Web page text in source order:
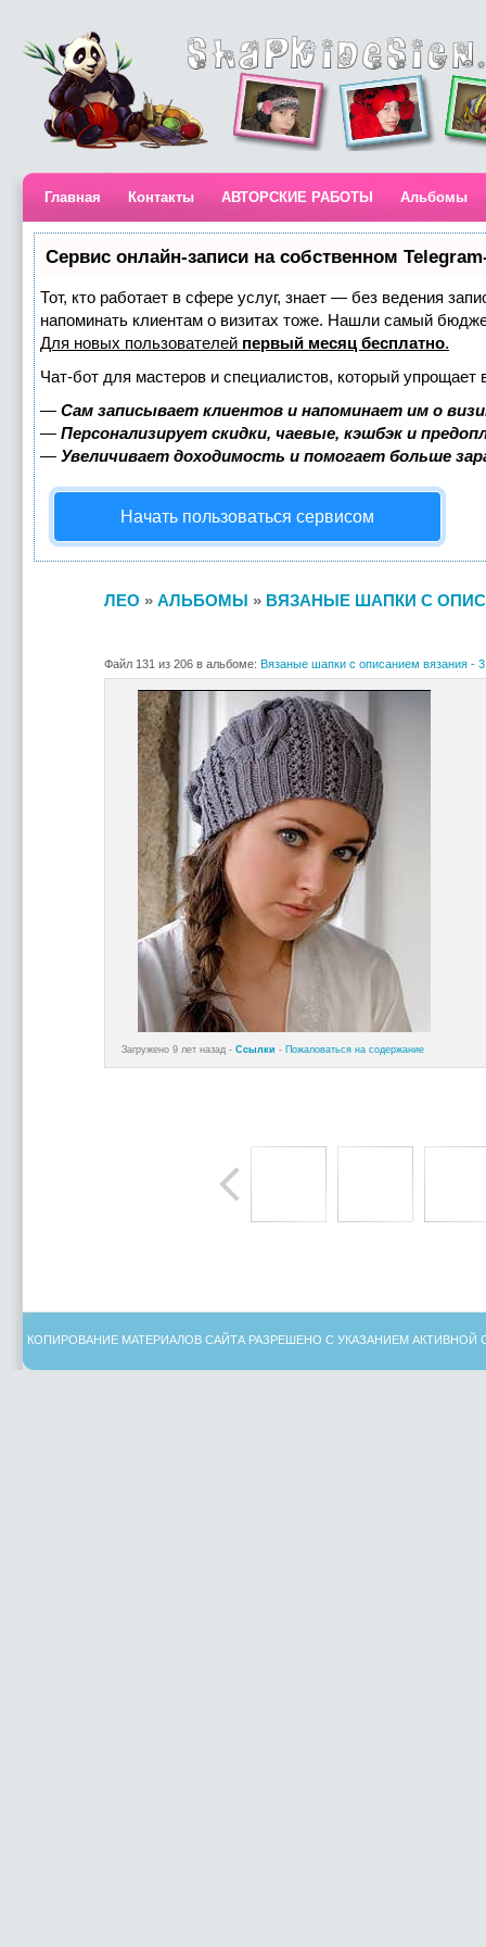
Главная Контакты АВТОРСКИЕ РАБОТЫ Альбомы
Сервис онлайн-записи на собственном
Тот, кто работает в сфере услуг, знает — без ведения
напоминать клиентам о визитах тоже. Нашли самый
Для новых пользователей первый месяц бесплатно.
Чат-бот для мастеров и специалистов, который упрощает
— Сам записывает клиентов и напоминает им о
— Персонализирует скидки, чаевые, кэшбэк и
— Увеличивает доходимость и помогает больше
Начать пользоваться сервисом
ЛЕО » АЛЬБОМЫ » ВЯЗАНЫЕ ШАПКИ С
Файл 131 из 206 в альбоме: Вязаные шапки с описанием вязания -
Загружено 9 лет назад - Ссылки - Пожаловаться на содержание
КОПИРОВАНИЕ МАТЕРИАЛОВ САЙТА РАЗРЕШЕНО С УКАЗАНИЕМ АКТИВНОЙ